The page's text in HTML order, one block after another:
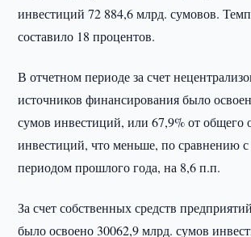
инвестиций 72 884,6 млрд. сумовов.
составило 18 процентов.
В отчетном периоде за счет
источников финансирования было
сумов инвестиций, или 67,9% от общего
инвестиций, что меньше, по сравнению
периодом прошлого года, на 8,6 п.п.
За счет собственных средств
было освоено 30062,9 млрд. сумов